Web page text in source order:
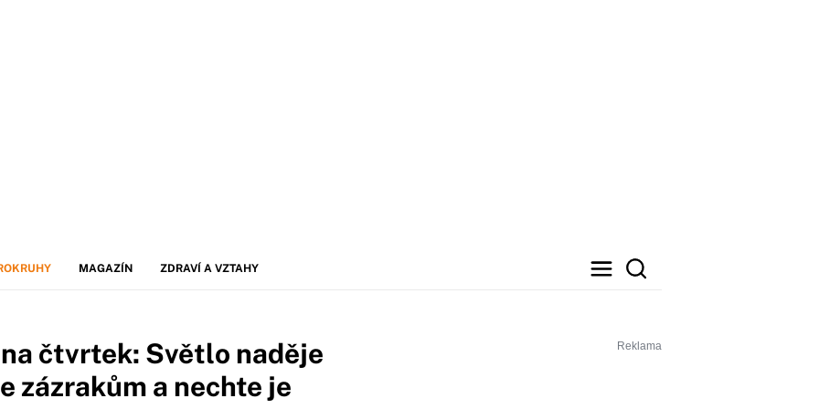
MAGAZÍN ZDRAVÍ A VZTAHY
čtvrtek: Světlo naděje
zázrakům a nechte je